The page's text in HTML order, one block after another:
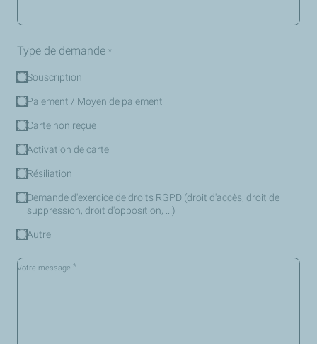
Type de demande *
Souscription
Paiement / Moyen de paiement
Carte non reçue
Activation de carte
Résiliation
Demande d'exercice de droits RGPD (droit d'accès, droit de
suppression, droit d'opposition, ...)
Autre
Votre message *